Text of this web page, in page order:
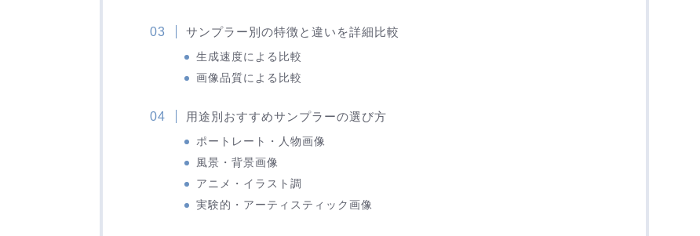
サンプラー別の特徴と違いを詳細比較
生成速度による比較
画像品質による比較
用途別おすすめサンプラーの選び方
ポートレート・人物画像
風景・背景画像
アニメ・イラスト調
実験的・アーティスティック画像